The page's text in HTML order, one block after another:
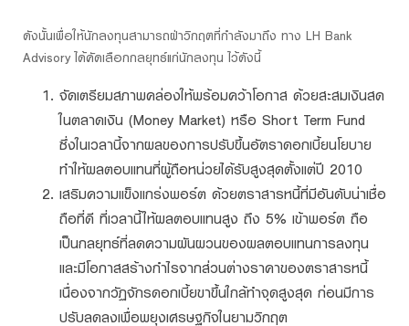
ดังนั้นเพื่อให้นักลงทุนสามารถฝ่าวิกฤตที่กำลังมาถึง ทาง LH Bank
Advisory ได้คัดเลือกกลยุทธ์แก่นักลงทุน ไว้ดังนี้
จัดเตรียมสภาพคล่องให้พร้อมคว้าโอกาส ด้วยสะสมเงินสด
ในตลาดเงิน (Money Market) หรือ Short Term Fund
ซึ่งในเวลานี้จากผลของการปรับขึ้นอัตราดอกเบี้ยนโยบาย
ทำให้ผลตอบแทนที่ผู้ถือหน่วยได้รับสูงสุดตั้งแต่ปี 2010
เสริมความแข็งแกร่งพอร์ต ด้วยตราสารหนี้ที่มีอันดับน่าเชื่อ
ถือที่ดี ที่เวลานี้ให้ผลตอบแทนสูง ถึง 5% เข้าพอร์ต ถือ
เป็นกลยุทธ์ที่ลดความผันผวนของผลตอบแทนการลงทุน
และมีโอกาสสร้างกำไรจากส่วนต่างราคาของตราสารหนี้
เนื่องจากวัฏจักรดอกเบี้ยขาขึ้นใกล้ทำจุดสูงสุด ก่อนมีการ
ปรับลดลงเพื่อพยุงเศรษฐกิจในยามวิกฤต